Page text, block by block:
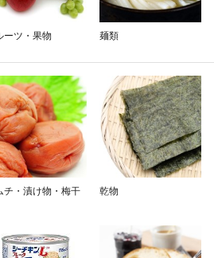
ーツ・果物 麺類
チ・漬け物・梅干
乾物